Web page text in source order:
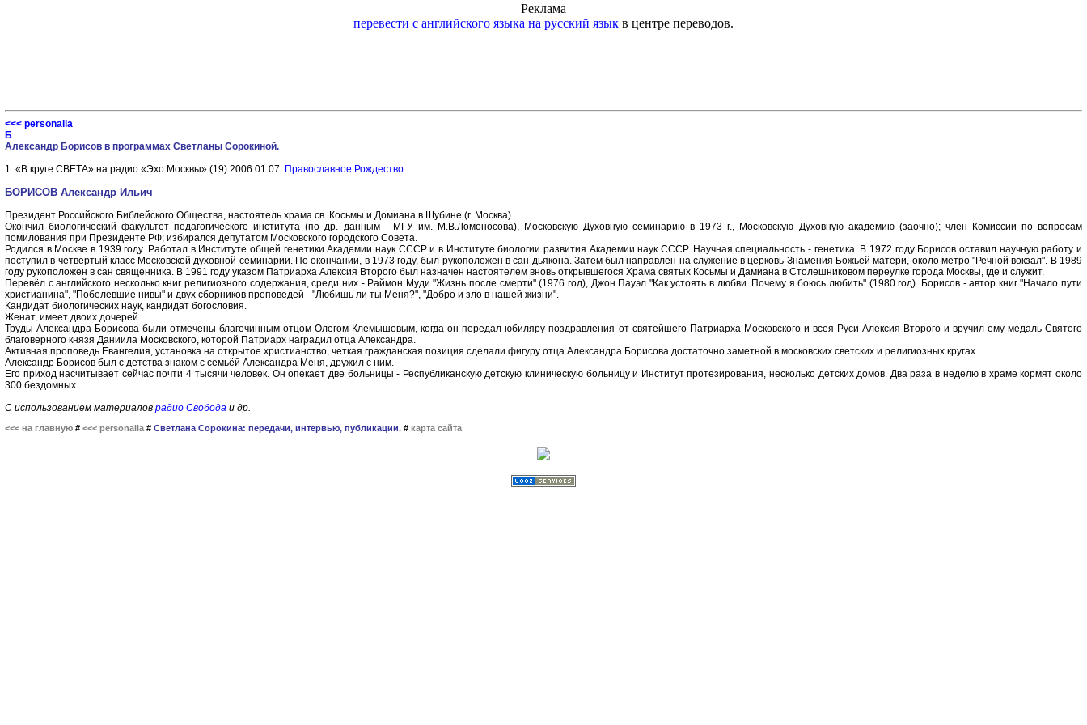
Реклама
перевести с английского языка на русский язык в центре переводов.
<<< personalia
Б
Александр Борисов в программах Светланы Сорокиной.
1. «В круге СВЕТА» на радио «Эхо Москвы» (19) 2006.01.07. Православное Рождество.
БОРИСОВ Александр Ильич
Президент Российского Библейского Общества, настоятель храма св. Косьмы и Домиана в Шубине (г. Москва).
Окончил биологический факультет педагогического института (по др. данным - МГУ им. М.В.Ломоносова), Московскую Духовную семинарию в 1973 г., Московскую Духовную академию (заочно); член Комиссии по вопросам
помилования при Президенте РФ; избирался депутатом Московского городского Совета.
Родился в Москве в 1939 году. Работал в Институте общей генетики Академии наук СССР и в Институте биологии развития Академии наук СССР. Научная специальность - генетика. В 1972 году Борисов оставил научную работу и
поступил в четвёртый класс Московской духовной семинарии. По окончании, в 1973 году, был рукоположен в сан дьякона. Затем был направлен на служение в церковь Знамения Божьей матери, около метро "Речной вокзал". В 1989
году рукоположен в сан священника. В 1991 году указом Патриарха Алексия Второго был назначен настоятелем вновь открывшегося Храма святых Косьмы и Дамиана в Столешниковом переулке города Москвы, где и служит.
Перевёл с английского несколько книг религиозного содержания, среди них - Раймон Муди "Жизнь после смерти" (1976 год), Джон Пауэл "Как устоять в любви. Почему я боюсь любить" (1980 год). Борисов - автор книг "Начало пути
христианина", "Побелевшие нивы" и двух сборников проповедей - "Любишь ли ты Меня?", "Добро и зло в нашей жизни".
Кандидат биологических наук, кандидат богословия.
Женат, имеет двоих дочерей.
Труды Александра Борисова были отмечены благочинным отцом Олегом Клемышовым, когда он передал юбиляру поздравления от святейшего Патриарха Московского и всея Руси Алексия Второго и вручил ему медаль Святого
благоверного князя Даниила Московского, которой Патриарх наградил отца Александра.
Активная проповедь Евангелия, установка на открытое христианство, четкая гражданская позиция сделали фигуру отца Александра Борисова достаточно заметной в московских светских и религиозных кругах.
Александр Борисов был с детства знаком с семьёй Александра Меня, дружил с ним.
Его приход насчитывает сейчас почти 4 тысячи человек. Он опекает две больницы - Республиканскую детскую клиническую больницу и Институт протезирования, несколько детских домов. Два раза в неделю в храме кормят около
300 бездомных.
С использованием материалов радио Свобода и др.
<<< на главную # <<< personalia # Светлана Сорокина: передачи, интервью, публикации. # карта сайта